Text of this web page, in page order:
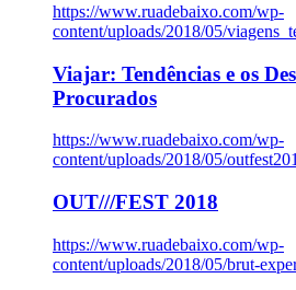
https://www.ruadebaixo.com/wp-
content/uploads/2018/05/
Viajar: Tendências e os
Procurados
https://www.ruadebaixo.com/wp-
content/uploads/2018/05/
OUT///FEST 2018
https://www.ruadebaixo.com/wp-
content/uploads/2018/05/brut-